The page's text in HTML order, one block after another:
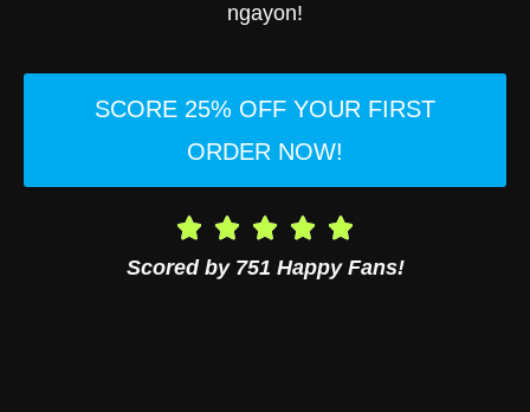
ngayon!
SCORE 25% OFF YOUR FIRST
ORDER NOW!
Scored by 751 Happy Fans!